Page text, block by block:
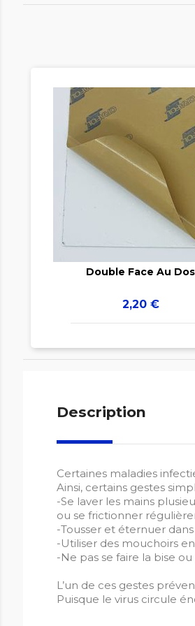
Double Face Au Dos
Prix
2,20 €
Description
Certaines maladies
Ainsi, certains gestes
-Se laver les mains
ou se frictionner
-Tousser et éternuer
-Utiliser des mouchoirs
-Ne pas se faire la bise
L’un de ces gestes
Puisque le virus circule